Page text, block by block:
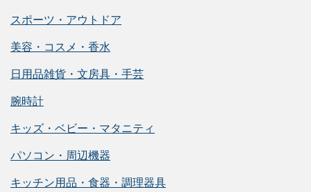
スポーツ・アウトドア
美容・コスメ・香水
日用品雑貨・文房具・手芸
腕時計
キッズ・ベビー・マタニティ
パソコン・周辺機器
キッチン用品・食器・調理器具